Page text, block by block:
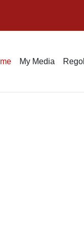
My Media